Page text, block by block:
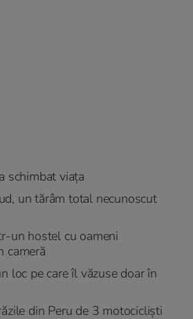
schimbat viața
un tărâm total necunoscut
un hostel cu oameni
cameră
loc pe care îl văzuse doar în
din Peru de 3 motocicliști